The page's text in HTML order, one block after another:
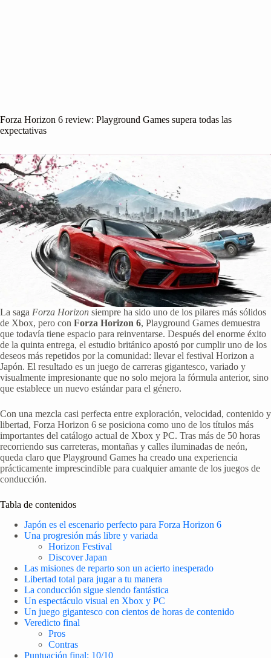
Forza Horizon 6 review: Playground Games supera todas las
expectativas
La saga Forza Horizon siempre ha sido uno de los pilares más sólidos
de Xbox, pero con Forza Horizon 6, Playground Games demuestra
que todavía tiene espacio para reinventarse. Después del enorme éxito
de la quinta entrega, el estudio británico apostó por cumplir uno de los
deseos más repetidos por la comunidad: llevar el festival Horizon a
Japón. El resultado es un juego de carreras gigantesco, variado y
visualmente impresionante que no solo mejora la fórmula anterior, sino
que establece un nuevo estándar para el género.
Con una mezcla casi perfecta entre exploración, velocidad, contenido y
libertad, Forza Horizon 6 se posiciona como uno de los títulos más
importantes del catálogo actual de Xbox y PC. Tras más de 50 horas
recorriendo sus carreteras, montañas y calles iluminadas de neón,
queda claro que Playground Games ha creado una experiencia
prácticamente imprescindible para cualquier amante de los juegos de
conducción.
Tabla de contenidos
Japón es el escenario perfecto para Forza Horizon 6
Una progresión más libre y variada
Horizon Festival
Discover Japan
Las misiones de reparto son un acierto inesperado
Libertad total para jugar a tu manera
La conducción sigue siendo fantástica
Un espectáculo visual en Xbox y PC
Un juego gigantesco con cientos de horas de contenido
Veredicto final
Pros
Contras
Puntuación final: 10/10